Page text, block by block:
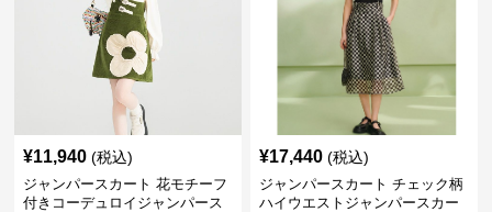
¥11,940 (税込)
ジャンパースカート 花モチーフ
付きコーデュロイジャンパース
¥17,440 (税込)
ジャンパースカート チェック柄
ハイウエストジャンパースカー